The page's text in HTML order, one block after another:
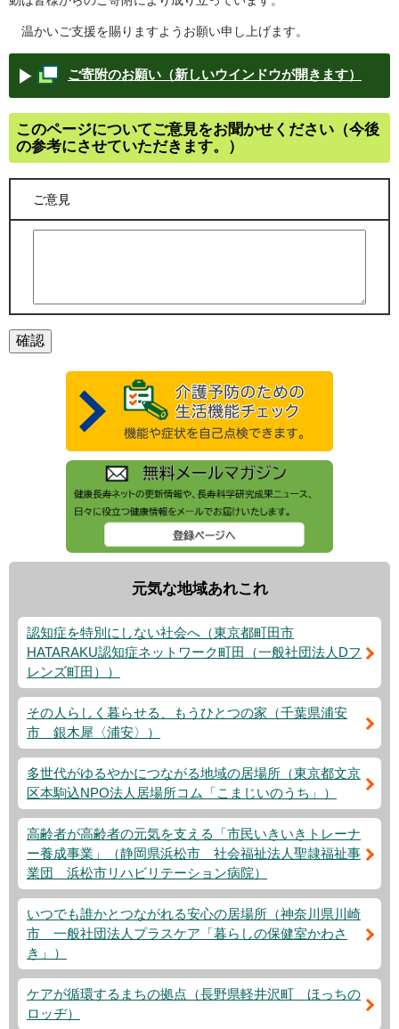
温かいご支援を賜りますようお願い申し上げます。
ご寄附のお願い（新しいウインドウが開きます）
このページについてご意見をお聞かせください（今後
の参考にさせていただきます。）
ご意見
元気な地域あれこれ
認知症を特別にしない社会へ（東京都町田市
HATARAKU認知症ネットワーク町田（一般社団法人Dフ
レンズ町田））
その人らしく暮らせる、もうひとつの家（千葉県浦安
市 銀木犀〈浦安〉）
多世代がゆるやかにつながる地域の居場所（東京都文京
区本駒込NPO法人居場所コム「こまじいのうち」）
高齢者が高齢者の元気を支える「市民いきいきトレーナ
ー養成事業」（静岡県浜松市 社会福祉法人聖隷福祉事
業団 浜松市リハビリテーション病院）
いつでも誰かとつながれる安心の居場所（神奈川県川崎
市 一般社団法人プラスケア「暮らしの保健室かわさ
き」）
ケアが循環するまちの拠点（長野県軽井沢町 ほっちの
ロッヂ）